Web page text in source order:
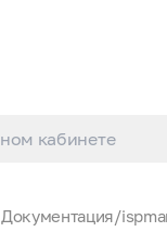
Документация/